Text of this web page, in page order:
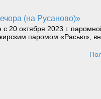
(на Русаново)»
20 октября 2023 г.
паромом «Расью»,